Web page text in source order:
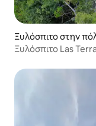
Ξυλόσπιτο στην
Ξυλόσπιτο Las